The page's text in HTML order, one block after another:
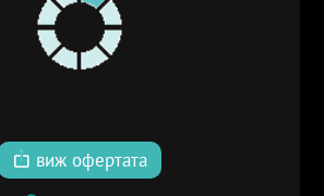
виж офертата